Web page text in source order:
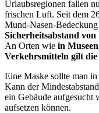
Urlaubsregionen fallen
frischen Luft. Seit dem
Mund-Nasen-
Sicherheitsabstand von
An Orten wie in
Verkehrsmitteln gilt
Eine Maske sollte man
Kann der
ein Gebäude aufgesucht
aufsetzen können.